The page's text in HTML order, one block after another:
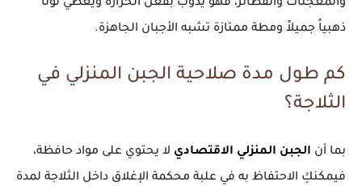
والمعجنات والفطائر، فهو يذوب بفعل الحرارة ويعطي لوناً
ذهبياً جميلاً ومطة ممتازة تشبه الأجبان الجاهزة.
كم طول مدة صلاحية الجبن المنزلي في
الثلاجة؟
بما أن الجبن المنزلي الاقتصادي لا يحتوي على مواد حافظة،
فيمكنكِ الاحتفاظ به في علبة محكمة الإغلاق داخل الثلاجة لمدة